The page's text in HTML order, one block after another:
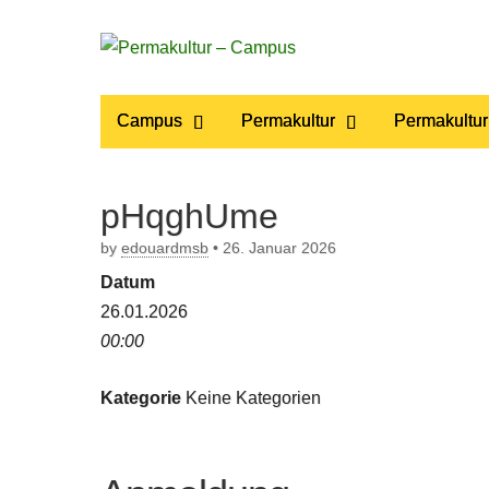
Permakultur
– Campus
Main
menu
Campus Permakultur
pHqghUme
by edouardmsb • 26. Januar 2026
Datum
26.01.2026
00:00
Kategorie Keine Kategorien